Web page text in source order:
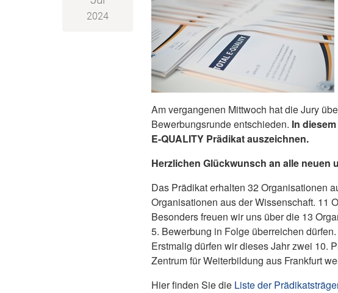
2024
Am vergangenen Mittwoch hat die Jury
Bewerbungsrunde entschieden. In
E-QUALITY Prädikat auszeichnen.
Herzlichen Glückwunsch an alle neuen
Das Prädikat erhalten 32 Organisationen
Organisationen aus der Wissenschaft. 11
Besonders freuen wir uns über die 13
5. Bewerbung in Folge überreichen dürfen.
Erstmalig dürfen wir dieses Jahr zwei 10.
Zentrum für Weiterbildung aus Frankfurt
Hier finden Sie die Liste der